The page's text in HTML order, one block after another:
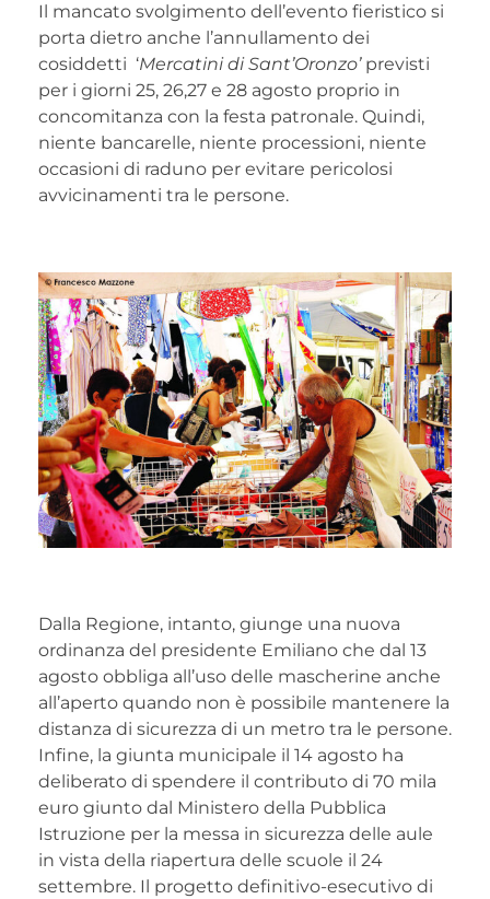
Il mancato svolgimento dell’evento fieristico si
porta dietro anche l’annullamento dei
cosiddetti ‘Mercatini di Sant’Oronzo’previsti
per i giorni 25, 26,27 e 28 agosto proprio in
concomitanza con la festa patronale. Quindi,
niente bancarelle, niente processioni, niente
occasioni di raduno per evitare pericolosi
avvicinamenti tra le persone.
Dalla Regione, intanto, giunge una nuova
ordinanza del presidente Emiliano che dal 13
agosto obbliga all’uso delle mascherine anche
all’aperto quando non è possibile mantenere la
distanza di sicurezza di un metro tra le persone.
Infine, la giunta municipale il 14 agosto ha
deliberato di spendere il contributo di 70 mila
euro giunto dal Ministero della Pubblica
Istruzione per la messa in sicurezza delle aule
in vista della riapertura delle scuole il 24
settembre. Il progetto definitivo-esecutivo di